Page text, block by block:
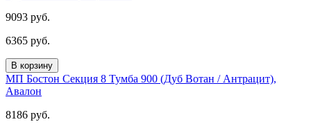
9093 руб.
6365 руб.
В корзину
МП Бостон Секция 8 Тумба 900 (Дуб Вотан / Антрацит),
Авалон
8186 руб.